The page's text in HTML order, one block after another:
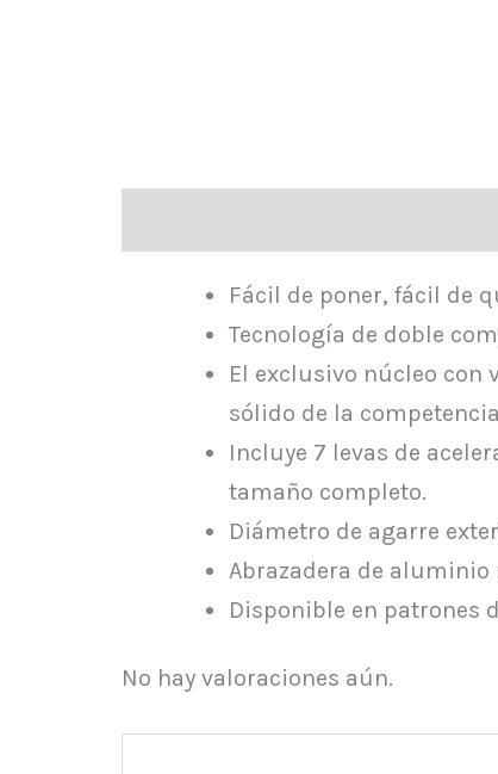
Fácil de poner, fácil de
Tecnología de doble
El exclusivo núcleo con
sólido de la
Incluye 7 levas de
tamaño completo.
Diámetro de agarre
Abrazadera de aluminio
Disponible en patrones
No hay valoraciones aún.